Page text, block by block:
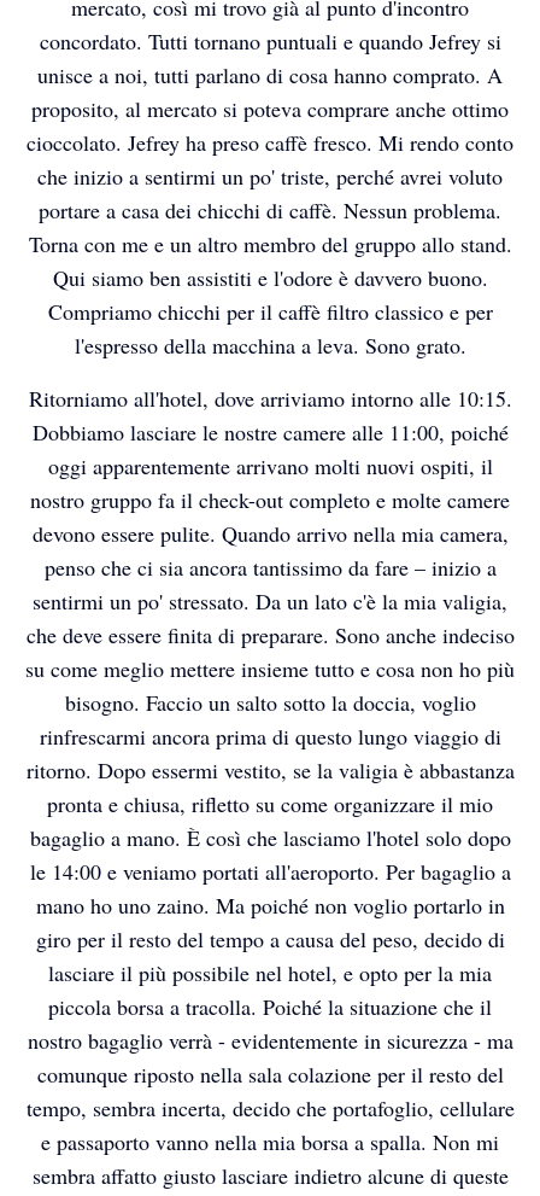
costa-rica-im-maerz-2026
costa-rica-im-maerz-2026
mercato, così mi trovo già al punto d'incontro
concordato. Tutti tornano puntuali e quando Jefrey si
unisce a noi, tutti parlano di cosa hanno comprato. A
proposito, al mercato si poteva comprare anche ottimo
cioccolato. Jefrey ha preso caffè fresco. Mi rendo conto
che inizio a sentirmi un po' triste, perché avrei voluto
portare a casa dei chicchi di caffè. Nessun problema.
Torna con me e un altro membro del gruppo allo stand.
Qui siamo ben assistiti e l'odore è davvero buono.
Compriamo chicchi per il caffè filtro classico e per
l'espresso della macchina a leva. Sono grato.
Ritorniamo all'hotel, dove arriviamo intorno alle 10:15.
Dobbiamo lasciare le nostre camere alle 11:00, poiché
oggi apparentemente arrivano molti nuovi ospiti, il
nostro gruppo fa il check-out completo e molte camere
devono essere pulite. Quando arrivo nella mia camera,
penso che ci sia ancora tantissimo da fare – inizio a
sentirmi un po' stressato. Da un lato c'è la mia valigia,
che deve essere finita di preparare. Sono anche indeciso
su come meglio mettere insieme tutto e cosa non ho più
bisogno. Faccio un salto sotto la doccia, voglio
rinfrescarmi ancora prima di questo lungo viaggio di
ritorno. Dopo essermi vestito, se la valigia è abbastanza
pronta e chiusa, rifletto su come organizzare il mio
bagaglio a mano. È così che lasciamo l'hotel solo dopo
le 14:00 e veniamo portati all'aeroporto. Per bagaglio a
mano ho uno zaino. Ma poiché non voglio portarlo in
giro per il resto del tempo a causa del peso, decido di
lasciare il più possibile nel hotel, e opto per la mia
piccola borsa a tracolla. Poiché la situazione che il
nostro bagaglio verrà - evidentemente in sicurezza - ma
comunque riposto nella sala colazione per il resto del
tempo, sembra incerta, decido che portafoglio, cellulare
e passaporto vanno nella mia borsa a spalla. Non mi
sembra affatto giusto lasciare indietro alcune di queste
costa-rica-im-maerz-2026